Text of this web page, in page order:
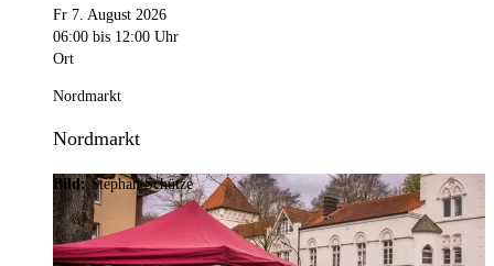
Fr 7. August 2026
06:00 bis 12:00 Uhr
Ort
Nordmarkt
Nordmarkt
Bild:Stephan Schütze